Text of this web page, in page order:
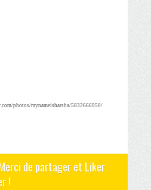
photos/mynameisharsha/5832666950/
de partager et Liker
!